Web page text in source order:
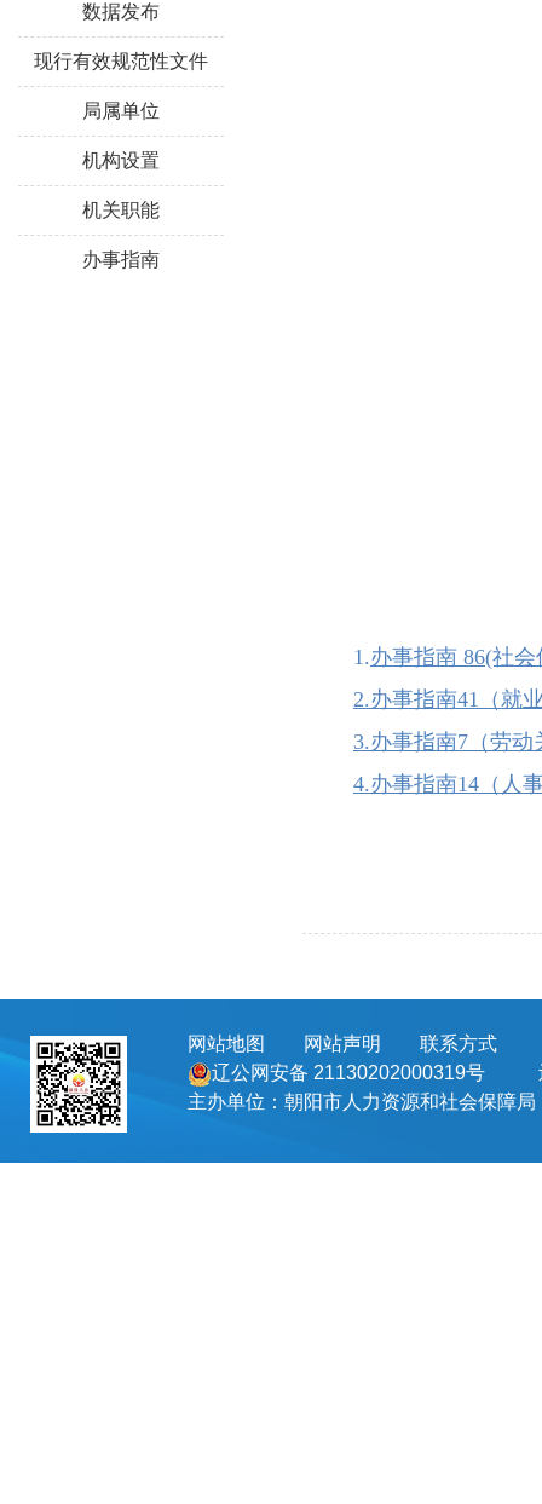
数据发布
现行有效规范性文件
局属单位
机构设置
机关职能
办事指南
1.办事指南 86(社
2.办事指南41（就
3.办事指南7（劳动
4.办事指南14（人
网站地图 网站声明 联系方式
辽公网安备 21130202000319号
主办单位：朝阳市人力资源和